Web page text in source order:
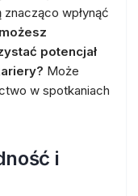
wpłynąć
potencjał
Może
w spotkaniach
i